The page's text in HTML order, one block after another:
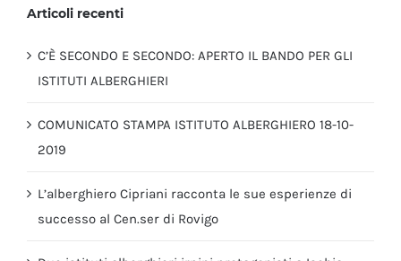
Articoli recenti
C’È SECONDO E SECONDO: APERTO IL BANDO PER GLI
ISTITUTI ALBERGHIERI
COMUNICATO STAMPA ISTITUTO ALBERGHIERO 18-10-
2019
L’alberghiero Cipriani racconta le sue esperienze di
successo al Cen.ser di Rovigo